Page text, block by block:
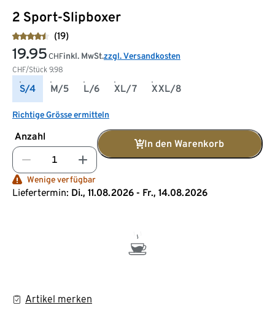
2 Sport-Slipboxer
(19)
19.95 CHF
CHF/Stück 9.98
inkl. MwSt.zzgl. Versandkosten
S/4 M/5 L/6 XL/7 XXL/8
Richtige Grösse ermitteln
Anzahl
In den Warenkorb
Wenige verfügbar
Liefertermin: Di., 11.08.2026 - Fr., 14.08.2026
Artikel merken